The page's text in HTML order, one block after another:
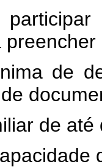
de
de